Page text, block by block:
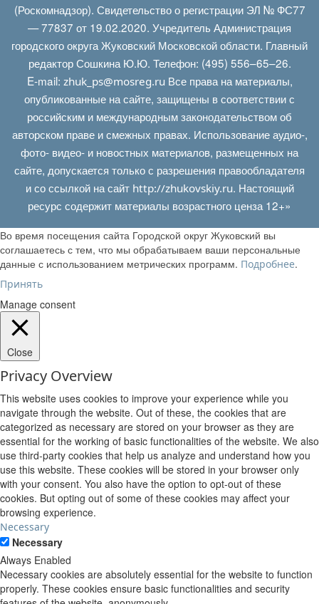
(Роскомнадзор). Свидетельство о регистрации ЭЛ № ФС77
— 77837 от 19.02.2020. Учредитель Администрация
городского округа Жуковский Московской области. Главный
редактор Сошкина Ю.Ю. Телефон: (495) 556–65–26.
E‑mail: zhuk_ps@mosreg.ruВсе права на материалы,
опубликованные на сайте, защищены в соответствии с
российским и международным законодательством об
авторском праве и смежных правах. Использование аудио-,
фото- видео- и новостных материалов, размещенных на
сайте, допускается только с разрешения правообладателя
и со ссылкой на сайт http://zhukovskiy.ru. Настоящий
ресурс содержит материалы возрастного ценза 12+»
Во время посещения сайта Городской округ Жуковский вы
соглашаетесь с тем, что мы обрабатываем ваши персональные
данные с использованием метрических программ. Подробнее.
Принять
Manage consent
Close
Privacy Overview
This website uses cookies to improve your experience while you
navigate through the website. Out of these, the cookies that are
categorized as necessary are stored on your browser as they are
essential for the working of basic functionalities of the website. We also
use third-party cookies that help us analyze and understand how you
use this website. These cookies will be stored in your browser only
with your consent. You also have the option to opt-out of these
cookies. But opting out of some of these cookies may affect your
browsing experience.
Necessary
Necessary
Always Enabled
Necessary cookies are absolutely essential for the website to function
properly. These cookies ensure basic functionalities and security